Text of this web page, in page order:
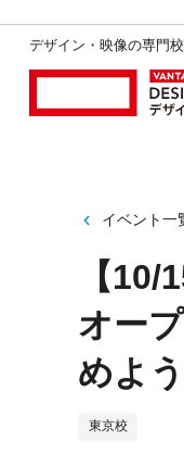
デザイン・映像の専門
イベント一
【
オー
めよう
東京校